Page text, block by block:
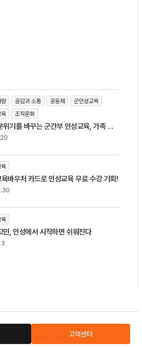
공감과 소통 공동체
군인성교육
육
조직문화
위기를 바꾸는 군간부 인성교육, 가족 인
략
육
바우처 카드로 인성교육 무료 수강 기회!
육
민, 인성에서 시작하면 쉬워진다
고객센터